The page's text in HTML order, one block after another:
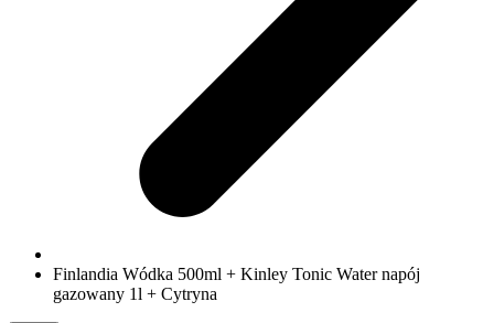
Finlandia Wódka 500ml + Kinley Tonic Water napój
gazowany 1l + Cytryna